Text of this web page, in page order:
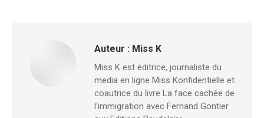
Auteur : Miss K
Miss K est éditrice, journaliste du
media en ligne Miss Konfidentielle et
coautrice du livre La face cachée de
l'immigration avec Fernand Gontier